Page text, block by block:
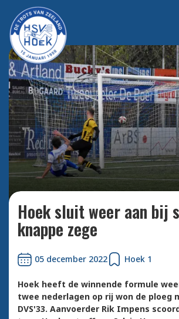
Hoek sluit weer aan bij
knappe zege
05 december 2022 Hoek 1
Hoek heeft de winnende formule
twee nederlagen op rij won de ploeg
DVS'33. Aanvoerder Rik Impens